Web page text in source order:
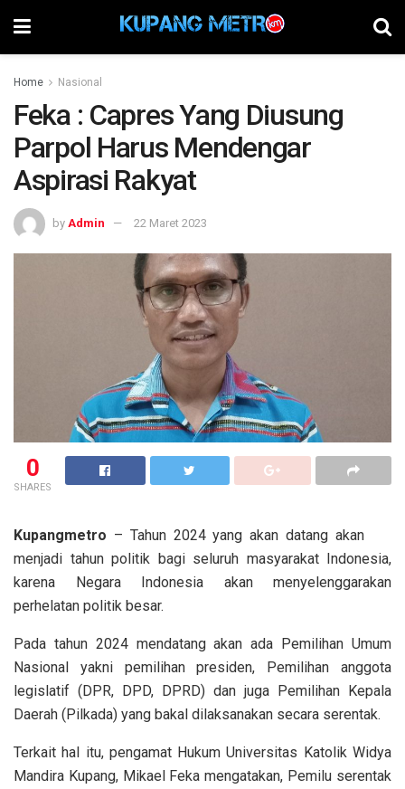
Home Nasional
Feka : Capres Yang Diusung
Parpol Harus Mendengar
Aspirasi Rakyat
by Admin 22 Maret 2023
0
SHARES
Kupangmetro – Tahun 2024 yang akan datang akan
menjadi tahun politik bagi seluruh masyarakat Indonesia,
karena Negara Indonesia akan menyelenggarakan
perhelatan politik besar.
Pada tahun 2024 mendatang akan ada Pemilihan Umum
Nasional yakni pemilihan presiden, Pemilihan anggota
legislatif (DPR, DPD, DPRD) dan juga Pemilihan Kepala
Daerah (Pilkada) yang bakal dilaksanakan secara serentak.
Terkait hal itu, pengamat Hukum Universitas Katolik Widya
Mandira Kupang, Mikael Feka mengatakan, Pemilu serentak